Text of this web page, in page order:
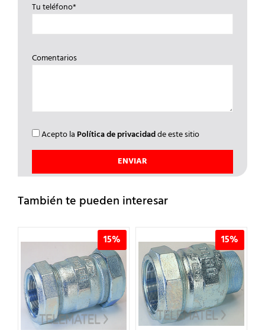
Tu teléfono*
Comentarios
Acepto la Política de privacidadde este sitio
También te pueden interesar
15% 15%